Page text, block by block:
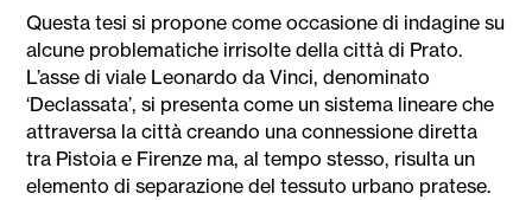
Questa tesi si propone come occasione di indagine su
alcune problematiche irrisolte della città di Prato.
L’asse di viale Leonardo da Vinci, denominato
‘Declassata’, si presenta come un sistema lineare che
attraversa la città creando una connessione diretta
tra Pistoia e Firenze ma, al tempo stesso, risulta un
elemento di separazione del tessuto urbano pratese.